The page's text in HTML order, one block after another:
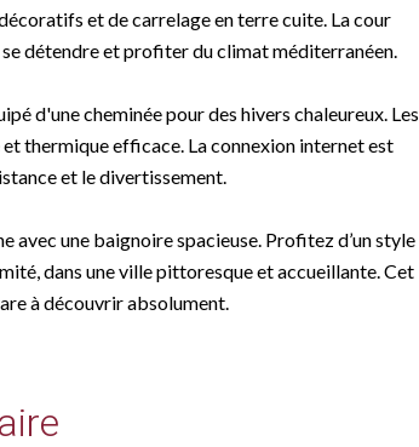
et de carrelage en terre cuite. La cour
détendre et profiter du climat méditerranéen.
d'une cheminée pour des hivers chaleureux. Les
thermique efficace. La connexion internet est
et le divertissement.
avec une baignoire spacieuse. Profitez d’un style
dans une ville pittoresque et accueillante. Cet
à découvrir absolument.